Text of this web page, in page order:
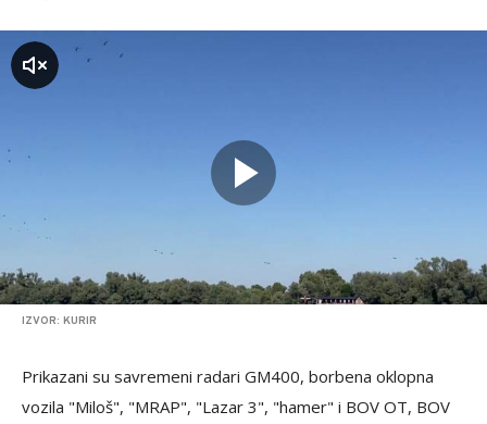
IZVOR: KURIR
Prikazani su savremeni radari GM400, borbena oklopna
vozila "Miloš", "MRAP", "Lazar 3", "hamer" i BOV OT, BOV